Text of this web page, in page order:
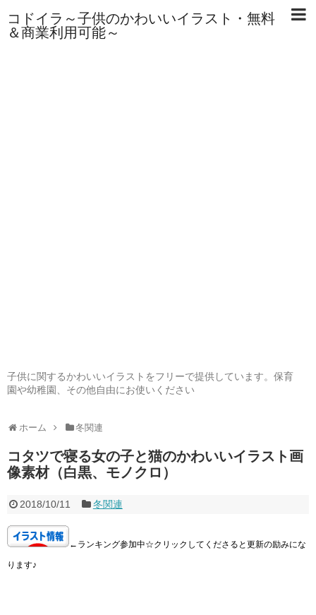
コドイラ～子供のかわいいイラスト・無料
＆商業利用可能～
子供に関するかわいいイラストをフリーで提供しています。保育
園や幼稚園、その他自由にお使いください
ホーム 冬関連
コタツで寝る女の子と猫のかわいいイラスト画
像素材（白黒、モノクロ）
2018/10/11 冬関連
←ランキング参加中☆クリックしてくださると更新の励みにな
ります♪